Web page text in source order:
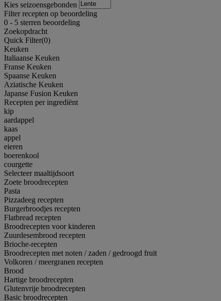
Kies seizoensgebonden
Filter recepten op beoordeling
0 - 5 sterren beoordeling
Zoekopdracht
Quick Filter(0)
Keuken
Italiaanse Keuken
Franse Keuken
Spaanse Keuken
Aziatische Keuken
Japanse Fusion Keuken
Recepten per ingrediënt
kip
aardappel
kaas
appel
eieren
boerenkool
courgette
Selecteer maaltijdsoort
Zoete broodrecepten
Pasta
Pizzadeeg recepten
Burgerbroodjes recepten
Flatbread recepten
Broodrecepten voor kinderen
Zuurdesembrood recepten
Brioche-recepten
Broodrecepten met noten / zaden / gedroogd fruit
Volkoren / meergranen recepten
Brood
Hartige broodrecepten
Glutenvrije broodrecepten
Basic broodrecepten